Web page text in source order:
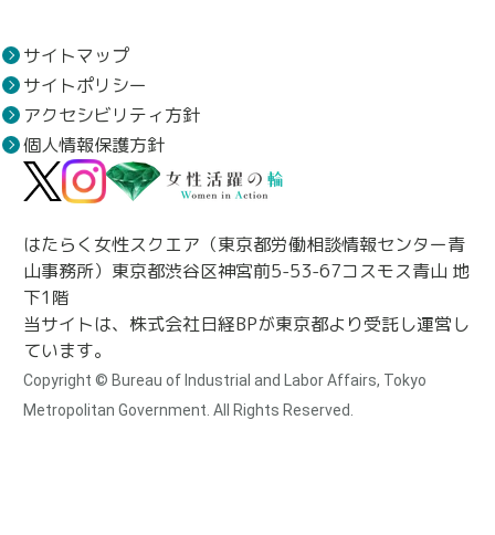
サイトマップ
サイトポリシー
アクセシビリティ方針
個人情報保護方針
はたらく女性スクエア（東京都労働相談情報センター青
山事務所）東京都渋谷区神宮前5-53-67コスモス青山 地
下1階
当サイトは、株式会社日経BPが東京都より受託し運営し
ています。
Copyright © Bureau of Industrial and Labor Affairs, Tokyo
Metropolitan Government. All Rights Reserved.